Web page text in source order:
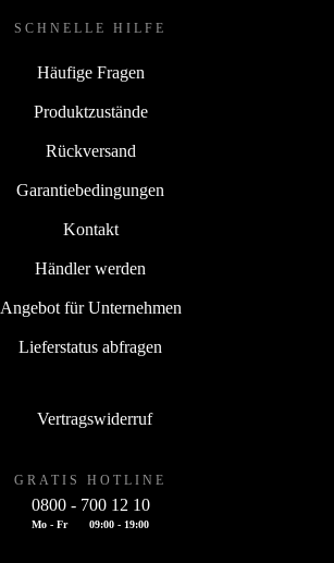
SCHNELLE HILFE
Häufige Fragen
Produktzustände
Rückversand
Garantiebedingungen
Kontakt
Händler werden
Angebot für Unternehmen
Lieferstatus abfragen
Vertragswiderruf
GRATIS HOTLINE
0800 - 700 12 10
Mo - Fr 09:00 - 19:00